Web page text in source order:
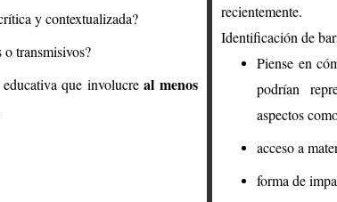
y contextualizada?
o transmisivos?
que involucreal menos
recientemente.
Identificación de
Piense en
podrían
aspectos
acceso a
forma de